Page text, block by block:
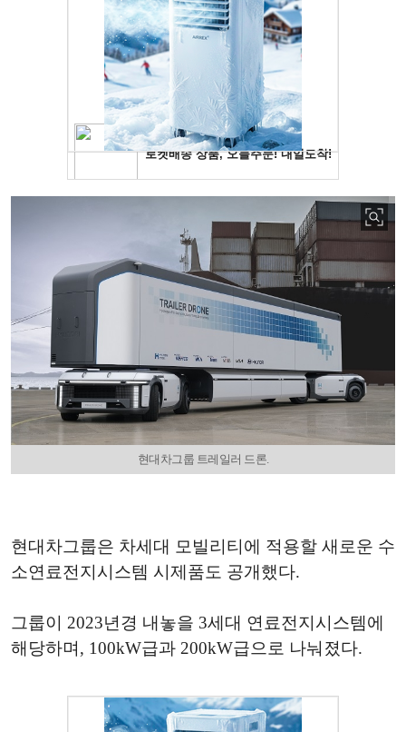
현대차그룹 트레일러 드론.
현대차그룹은 차세대 모빌리티에 적용할 새로운 수
소연료전지시스템 시제품도 공개했다.
그룹이 2023년경 내놓을 3세대 연료전지시스템에
해당하며, 100kW급과 200kW급으로 나눠졌다.